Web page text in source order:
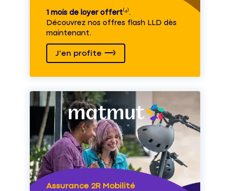
1 mois de loyer offert⁽⁴⁾.
Découvrez nos offres flash LLD dès
maintenant.
J'en profite
Assurance 2R Mobilité